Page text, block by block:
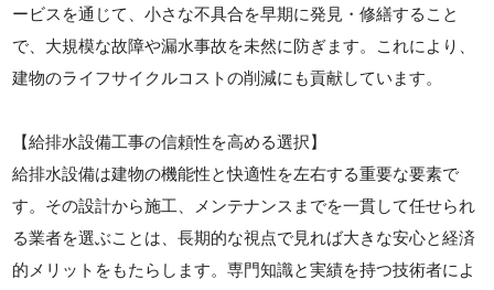
ービスを通じて、小さな不具合を早期に発見・修繕すること
で、大規模な故障や漏水事故を未然に防ぎます。これにより、
建物のライフサイクルコストの削減にも貢献しています。
【給排水設備工事の信頼性を高める選択】
給排水設備は建物の機能性と快適性を左右する重要な要素で
す。その設計から施工、メンテナンスまでを一貫して任せられ
る業者を選ぶことは、長期的な視点で見れば大きな安心と経済
的メリットをもたらします。専門知識と実績を持つ技術者によ